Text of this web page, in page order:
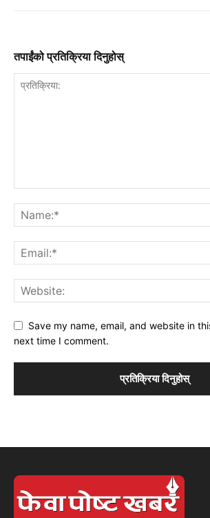
तपाईंको प्रतिक्रिया दिनुहोस्
Save my name, email, and website in
next time I comment.